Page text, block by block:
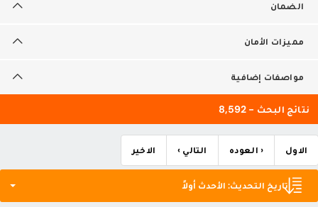
الضمان
مميزات الأمان
مواصفات إضافية
نتائج البحث - 8,592
الاول ‹ العوده التالي › الاخير
تاريخ التحديث: الأحدث أولاً